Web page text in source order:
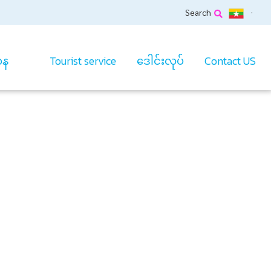
Search
Tourist service ဒေါင်းလုပ် Contact US